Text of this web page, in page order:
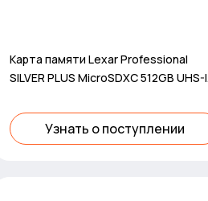
Карта памяти Lexar Professional
SILVER PLUS MicroSDXC 512GB UHS-I
Узнать о поступлении